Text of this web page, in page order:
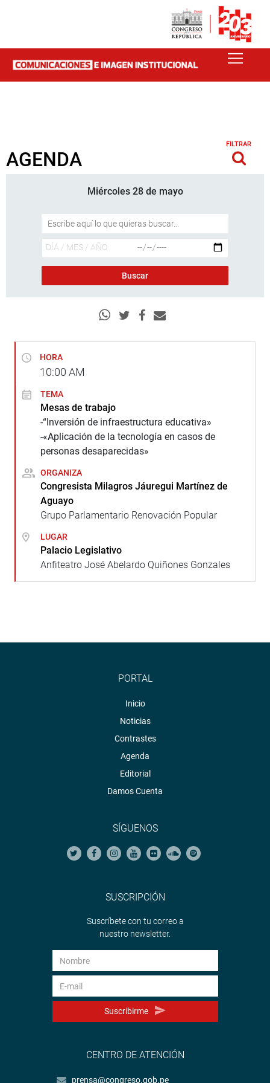
AGENDA
FILTRAR
Miércoles 28 de mayo
HORA
10:00 AM
TEMA
Mesas de trabajo
-“Inversión de infraestructura educativa»
-«Aplicación de la tecnología en casos de
personas desaparecidas»
ORGANIZA
Congresista Milagros Jáuregui Martínez de
Aguayo
Grupo Parlamentario Renovación Popular
LUGAR
Palacio Legislativo
Anfiteatro José Abelardo Quiñones Gonzales
PORTAL
Inicio
Noticias
Contrastes
Agenda
Editorial
Damos Cuenta
SÍGUENOS
SUSCRIPCIÓN
Suscríbete con tu correo a
nuestro newsletter.
Suscribirme
CENTRO DE ATENCIÓN
prensa@congreso.gob.pe